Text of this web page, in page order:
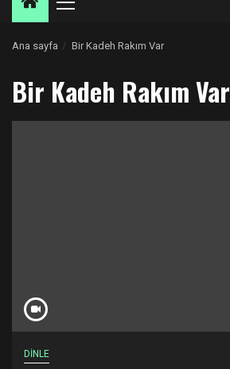
Primary
Ana sayfa Bir Kadeh Rakım Var
Bir Kadeh Rakım Var
DİNLE